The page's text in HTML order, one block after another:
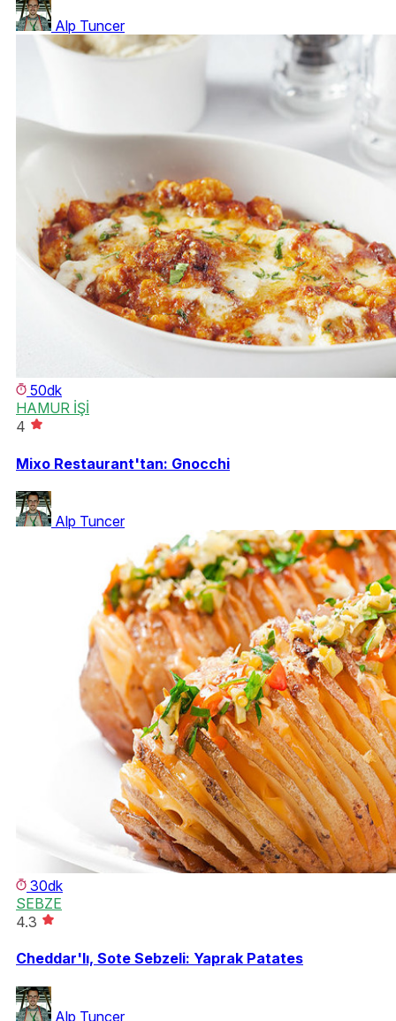
Alp Tuncer
50dk
HAMUR İŞİ
4
Mixo Restaurant'tan: Gnocchi
Alp Tuncer
30dk
SEBZE
4.3
Cheddar'lı, Sote Sebzeli: Yaprak Patates
Alp Tuncer